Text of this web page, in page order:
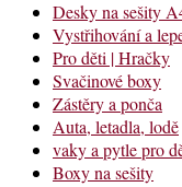
Desky na sešity
Vystřihování a
Pro děti | Hračky
Svačinové boxy
Zástěry a ponča
Auta, letadla, lodě
vaky a pytle pro
Boxy na sešity